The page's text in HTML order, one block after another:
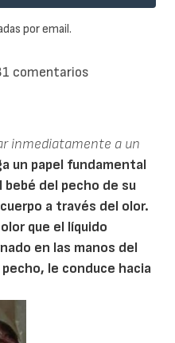
comentarios
inmediatamente a un
un papel fundamental
bebé del pecho de su
a través del olor.
que el líquido
en las manos del
le conduce hacia
por email.